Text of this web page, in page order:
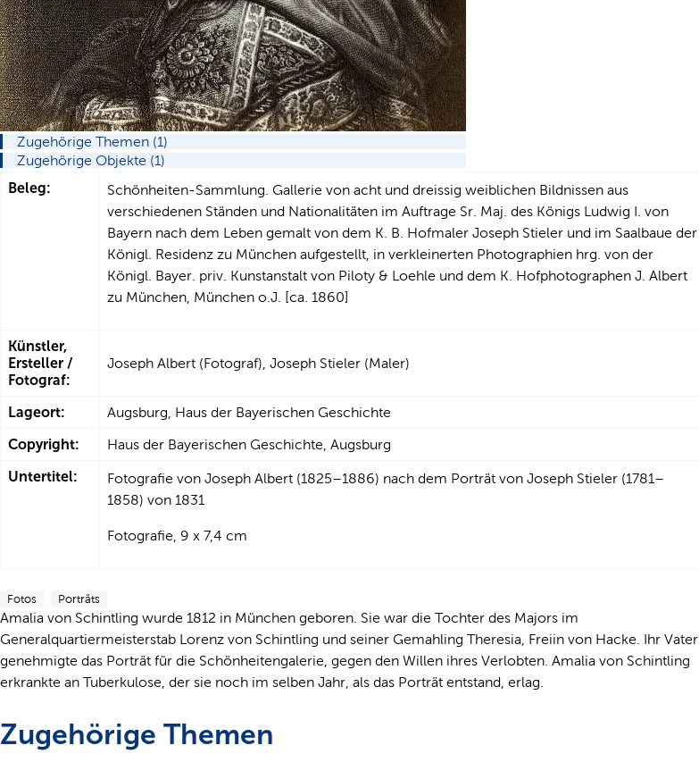
Zugehörige Themen (1)
Zugehörige Objekte (1)
Beleg:
Schönheiten-Sammlung. Gallerie von acht und dreissig weiblichen Bildnissen aus
verschiedenen Ständen und Nationalitäten im Auftrage Sr. Maj. des Königs Ludwig I. von
Bayern nach dem Leben gemalt von dem K. B. Hofmaler Joseph Stieler und im Saalbaue der
Königl. Residenz zu München aufgestellt, in verkleinerten Photographien hrg. von der
Königl. Bayer. priv. Kunstanstalt von Piloty & Loehle und dem K. Hofphotographen J. Albert
zu München, München o.J. [ca. 1860]
Künstler,
Ersteller /
Fotograf:
Joseph Albert (Fotograf), Joseph Stieler (Maler)
Lageort: Augsburg, Haus der Bayerischen Geschichte
Copyright: Haus der Bayerischen Geschichte, Augsburg
Untertitel:
Fotografie von Joseph Albert (1825–1886) nach dem Porträt von Joseph Stieler (1781–
1858) von 1831
Fotografie, 9 x 7,4 cm
Fotos Porträts
Amalia von Schintling wurde 1812 in München geboren. Sie war die Tochter des Majors im
Generalquartiermeisterstab Lorenz von Schintling und seiner Gemahling Theresia, Freiin von Hacke. Ihr Vater
genehmigte das Porträt für die Schönheitengalerie, gegen den Willen ihres Verlobten. Amalia von Schintling
erkrankte an Tuberkulose, der sie noch im selben Jahr, als das Porträt entstand, erlag.
Zugehörige Themen